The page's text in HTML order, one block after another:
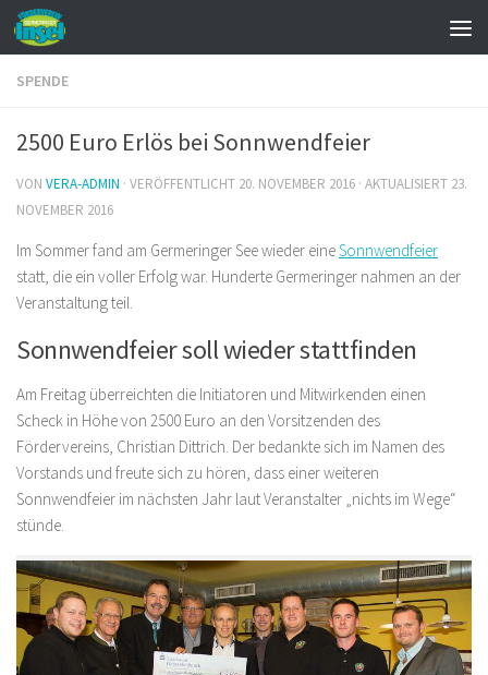
Zum Inhalt springen
SPENDE
2500 Euro Erlös bei Sonnwendfeier
VON VERA-ADMIN · VERÖFFENTLICHT 20. NOVEMBER 2016 · AKTUALISIERT 23.
NOVEMBER 2016
Im Sommer fand am Germeringer See wieder eineSonnwendfeier
statt, die ein voller Erfolg war. Hunderte Germeringer nahmen an der
Veranstaltung teil.
Sonnwendfeier soll wieder stattfinden
Am Freitag überreichten die Initiatoren und Mitwirkenden einen
Scheck in Höhe von 2500 Euro an den Vorsitzenden des
Fördervereins, Christian Dittrich. Der bedankte sich im Namen des
Vorstands und freute sich zu hören, dass einer weiteren
Sonnwendfeier im nächsten Jahr laut Veranstalter „nichts im Wege“
stünde.